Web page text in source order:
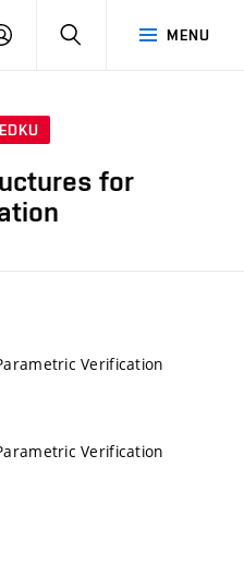
MENU
PŘIHLÁSIT
for
Verification
Verification